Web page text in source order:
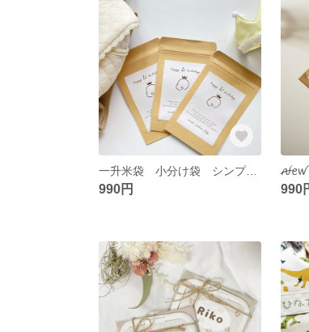
一升米袋 小分け袋 シンプルイラスト 線画 オリジナル 名入れ可
990円 990